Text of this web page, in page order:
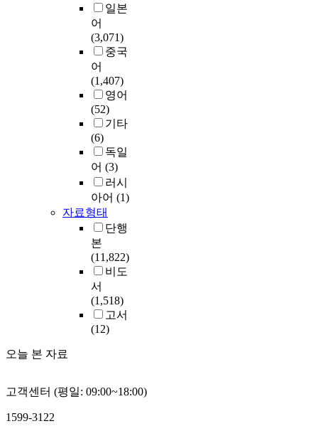
일본
어
(3,071)
중국
어
(1,407)
영어
(52)
기타
(6)
독일
어 (3)
러시
아어 (1)
자료형태
단행
본
(11,822)
비도
서
(1,518)
고서
(12)
오늘 본 자료
고객센터 (평일: 09:00~18:00)
1599-3122